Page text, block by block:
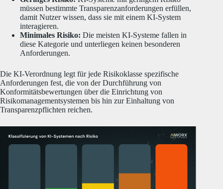
müssen bestimmte Transparenzanforderungen erfüllen,
damit Nutzer wissen, dass sie mit einem KI-System
interagieren.
Minimales Risiko: Die meisten KI-Systeme fallen in
diese Kategorie und unterliegen keinen besonderen
Anforderungen.
Die KI-Verordnung legt für jede Risikoklasse spezifische
Anforderungen fest, die von der Durchführung von
Konformitätsbewertungen über die Einrichtung von
Risikomanagementsystemen bis hin zur Einhaltung von
Transparenzpflichten reichen.